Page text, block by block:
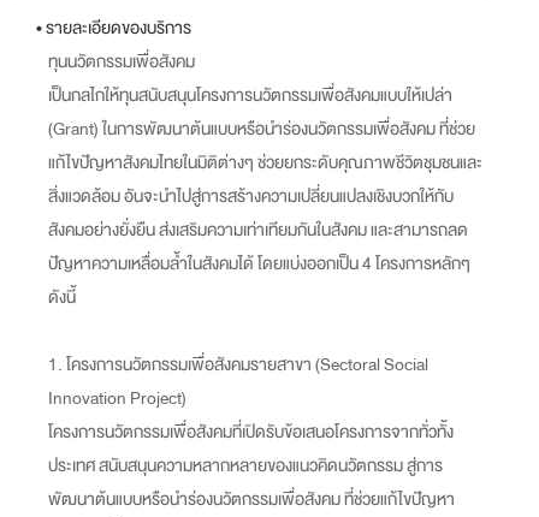
• รายละเอียดของบริการ
ทุนนวัตกรรมเพื่อสังคม
เป็นกลไกให้ทุนสนับสนุนโครงการนวัตกรรมเพื่อสังคมแบบให้เปล่า
(Grant) ในการพัฒนาต้นแบบหรือนำร่องนวัตกรรมเพื่อสังคม ที่ช่วย
แก้ไขปัญหาสังคมไทยในมิติต่างๆ ช่วยยกระดับคุณภาพชีวิตชุมชนและ
สิ่งแวดล้อม อันจะนำไปสู่การสร้างความเปลี่ยนแปลงเชิงบวกให้กับ
สังคมอย่างยั่งยืน ส่งเสริมความเท่าเทียมกันในสังคม และสามารถลด
ปัญหาความเหลื่อมล้ำในสังคมได้ โดยแบ่งออกเป็น 4 โครงการหลักๆ
ดังนี้
1. โครงการนวัตกรรมเพื่อสังคมรายสาขา (Sectoral Social
Innovation Project)
โครงการนวัตกรรมเพื่อสังคมที่เปิดรับข้อเสนอโครงการจากทั่วทั้ง
ประเทศ สนับสนุนความหลากหลายของแนวคิดนวัตกรรม สู่การ
พัฒนาต้นแบบหรือนำร่องนวัตกรรมเพื่อสังคม ที่ช่วยแก้ไขปัญหา